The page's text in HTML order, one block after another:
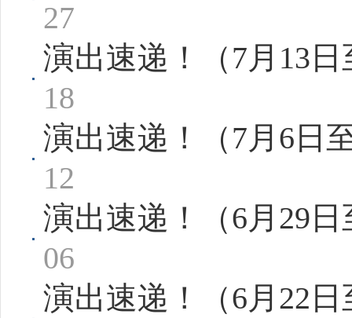
27
演出速递！（7月13
18
演出速递！（7月6日
12
演出速递！（6月29
06
演出速递！（6月22